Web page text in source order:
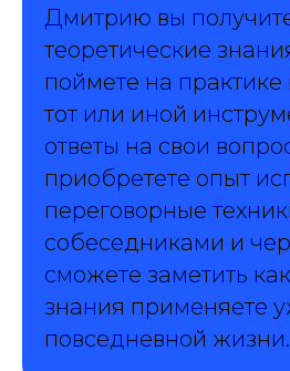
Дмитрию вы
теоретические
поймете на практике
тот или иной
ответы на свои
приобретете опыт
переговорные
собеседниками и
сможете заметить
знания применяете
повседневной жизни.